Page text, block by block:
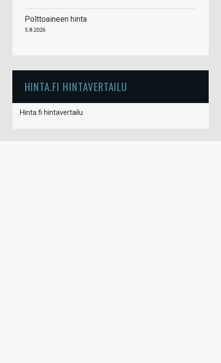
Polttoaineen hinta
5.8.2026
HINTA.FI HINTAVERTAILU
Hinta.fi hintavertailu